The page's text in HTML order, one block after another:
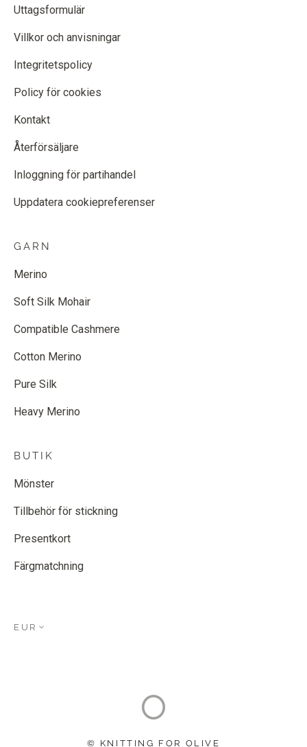
Uttagsformulär
Villkor och anvisningar
Integritetspolicy
Policy för cookies
Kontakt
Återförsäljare
Inloggning för partihandel
Uppdatera cookiepreferenser
GARN
Merino
Soft Silk Mohair
Compatible Cashmere
Cotton Merino
Pure Silk
Heavy Merino
BUTIK
Mönster
Tillbehör för stickning
Presentkort
Färgmatchning
EUR
© KNITTING FOR OLIVE